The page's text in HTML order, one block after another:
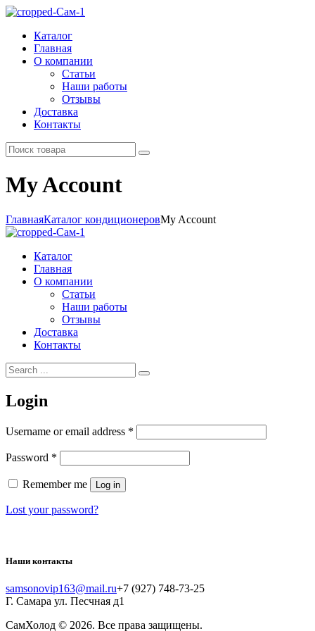
Каталог
Главная
О компании
Статьи
Наши работы
Отзывы
Доставка
Контакты
My Account
ГлавнаяКаталог кондиционеровMy Account
Каталог
Главная
О компании
Статьи
Наши работы
Отзывы
Доставка
Контакты
Login
Username or email address *
Password *
Remember me Log in
Lost your password?
Наши контакты
samsonovip163@mail.ru+7 (927) 748-73-25
Г. Самара ул. Песчная д1
СамХолод © 2026. Все права защищены.